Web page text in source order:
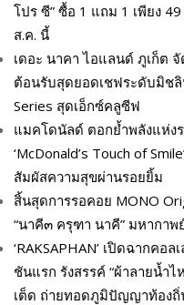
โปร ซี” ซื้อ 1 แถม 1 เพียง
ส.ค. นี้
เดอะ นาคา ไอแลนด์ ภูเก็ต จั
ต้อนรับสุดยอดเชฟระดับมิช
Series สุดเอ็กซ์คลูซีฟ
แมคโดนัลด์ ตอกย้ำพลังแห่ง
‘McDonald’s Touch of
สัมผัสความสุขผ่านรอยยิ้ม
สิ้นสุดการรอคอย MONO
“นาคี๓ ครุฑา นาคี” มหากา
‘RAKSAPHAN’ เปิดฉากคอ
ชันแรก รังสรรค์ “ผ้าลายน้ำ
เต็ด ถ่ายทอดภูมิปัญญาท้อง